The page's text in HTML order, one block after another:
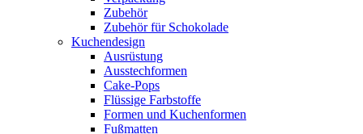
Zubehör
Zubehör für Schokolade
Kuchendesign
Ausrüstung
Ausstechformen
Cake-Pops
Flüssige Farbstoffe
Formen und Kuchenformen
Fußmatten